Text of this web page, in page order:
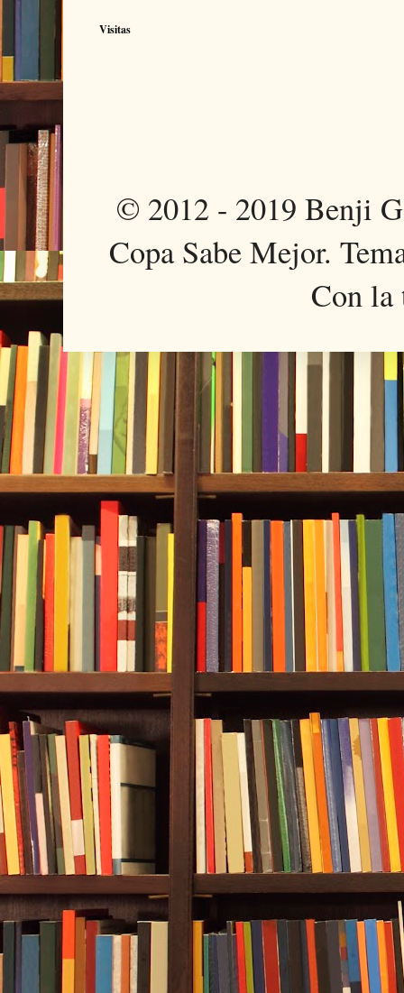
Visitas
© 2012 - 2019 Benji
Copa Sabe Mejor.
Con